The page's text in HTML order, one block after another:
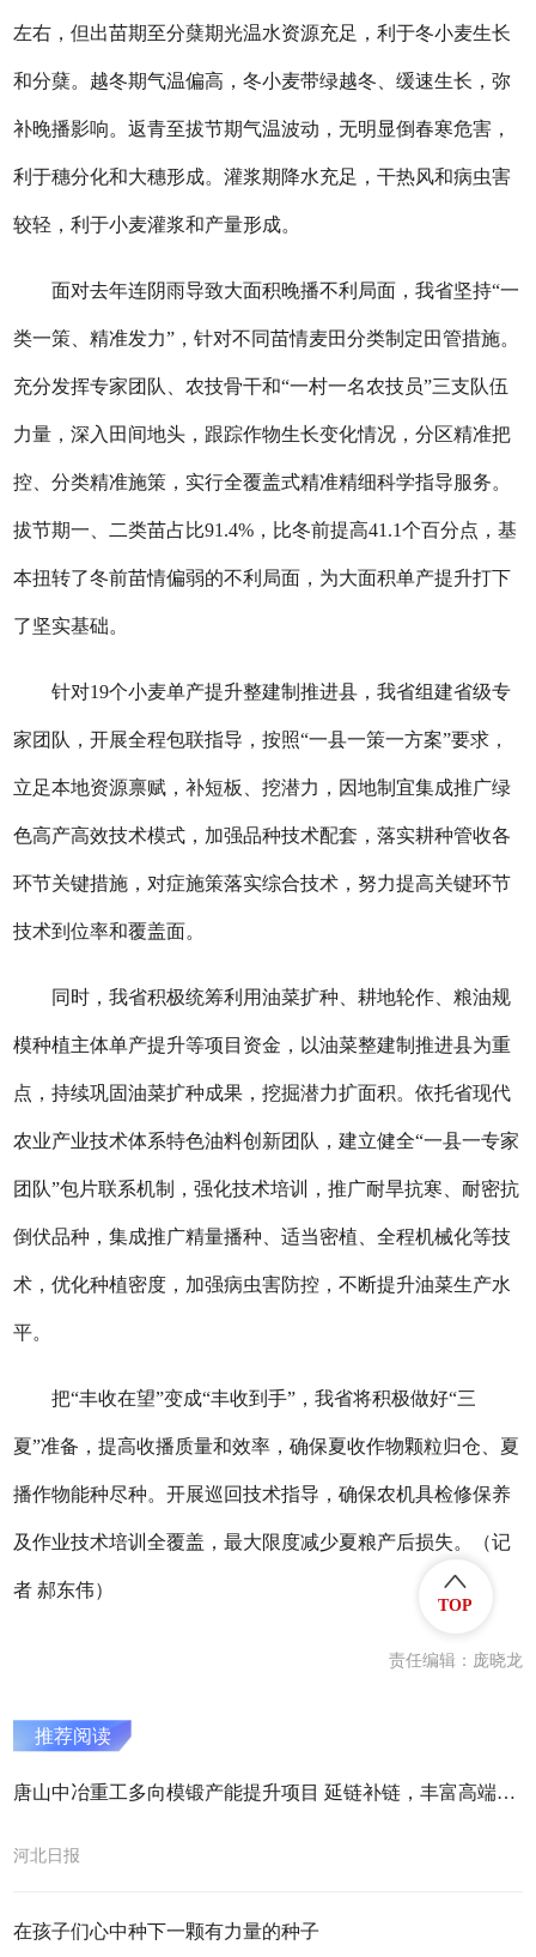
左右，但出苗期至分蘖期光温水资源充足，利于冬小麦生长
和分蘖。越冬期气温偏高，冬小麦带绿越冬、缓速生长，弥
补晚播影响。返青至拔节期气温波动，无明显倒春寒危害，
利于穗分化和大穗形成。灌浆期降水充足，干热风和病虫害
较轻，利于小麦灌浆和产量形成。
面对去年连阴雨导致大面积晚播不利局面，我省坚持“一
类一策、精准发力”，针对不同苗情麦田分类制定田管措施。
充分发挥专家团队、农技骨干和“一村一名农技员”三支队伍
力量，深入田间地头，跟踪作物生长变化情况，分区精准把
控、分类精准施策，实行全覆盖式精准精细科学指导服务。
拔节期一、二类苗占比91.4%，比冬前提高41.1个百分点，基
本扭转了冬前苗情偏弱的不利局面，为大面积单产提升打下
了坚实基础。
针对19个小麦单产提升整建制推进县，我省组建省级专
家团队，开展全程包联指导，按照“一县一策一方案”要求，
立足本地资源禀赋，补短板、挖潜力，因地制宜集成推广绿
色高产高效技术模式，加强品种技术配套，落实耕种管收各
环节关键措施，对症施策落实综合技术，努力提高关键环节
技术到位率和覆盖面。
同时，我省积极统筹利用油菜扩种、耕地轮作、粮油规
模种植主体单产提升等项目资金，以油菜整建制推进县为重
点，持续巩固油菜扩种成果，挖掘潜力扩面积。依托省现代
农业产业技术体系特色油料创新团队，建立健全“一县一专家
团队”包片联系机制，强化技术培训，推广耐旱抗寒、耐密抗
倒伏品种，集成推广精量播种、适当密植、全程机械化等技
术，优化种植密度，加强病虫害防控，不断提升油菜生产水
平。
把“丰收在望”变成“丰收到手”，我省将积极做好“三
夏”准备，提高收播质量和效率，确保夏收作物颗粒归仓、夏
播作物能种尽种。开展巡回技术指导，确保农机具检修保养
及作业技术培训全覆盖，最大限度减少夏粮产后损失。（记
者 郝东伟）
责任编辑：庞晓龙
推荐阅读
唐山中冶重工多向模锻产能提升项目 延链补链，丰富高端装备产品谱系
河北日报
在孩子们心中种下一颗有力量的种子
TOP